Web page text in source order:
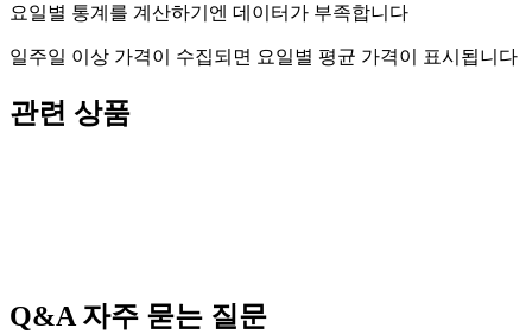
요일별 통계를 계산하기엔 데이터가 부족합니다
일주일 이상 가격이 수집되면 요일별 평균 가격이 표시됩니다
관련 상품
Q&A자주 묻는 질문